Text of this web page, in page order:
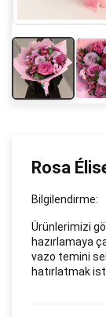
Rosa
Bilgilendirme:
Ürünlerimizi
hazırlamaya
vazo temini
hatırlatmak